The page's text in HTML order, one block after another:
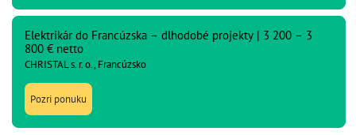
Elektrikár do Francúzska – dlhodobé projekty | 3 200 – 3
800 € netto
CHRISTAL s. r. o., Francúzsko
Pozri ponuku